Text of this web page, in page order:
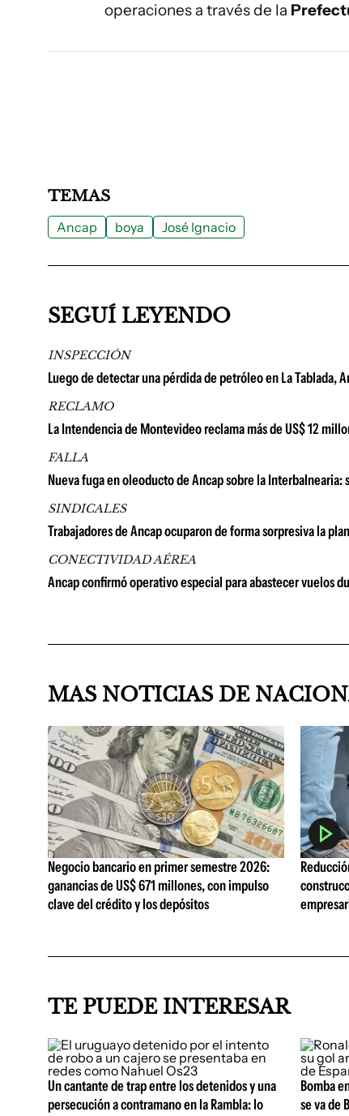
operaciones a través de la
TEMAS
Ancap boya José Ignacio
SEGUÍ LEYENDO
INSPECCIÓN
Luego de detectar una pérdida de petróleo en La Tablada,
RECLAMO
La Intendencia de Montevideo reclama más de US$ 12
FALLA
Nueva fuga en oleoducto de Ancap sobre la
SINDICALES
Trabajadores de Ancap ocuparon de forma sorpresiva la
CONECTIVIDAD AÉREA
Ancap confirmó operativo especial para abastecer vuelos
MAS NOTICIAS DE
Negocio bancario en primer semestre 2026:
ganancias de US$ 671 millones, con impulso
clave del crédito y los depósitos
TE PUEDE INTERESAR
Un cantante de trap entre los detenidos y una
persecución a contramano en la Rambla: lo
Bomba
se va de